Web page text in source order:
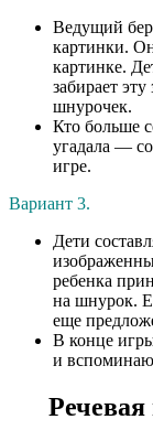
Ведущий
картинки.
картинке.
забирает
шнурочек.
Кто больше
угадала —
игре.
Вариант 3.
Дети
ребенка
на шнурок.
еще
В конце
и
Речевая